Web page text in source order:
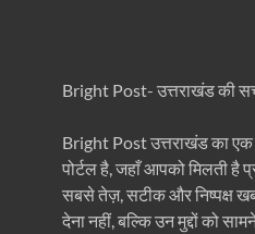
Bright Post- उत्तराखंड की
Bright Post उत्तराखंड का
पोर्टल है, जहाँ आपको मिलती है
सबसे तेज़, सटीक और निष्पक्ष
देना नहीं, बल्कि उन मुद्दों को